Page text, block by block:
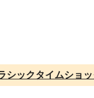
シックタイムショ